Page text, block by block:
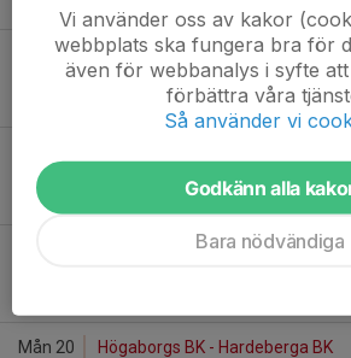
Sön 5
13:00
Hardeberga BK - IK Wormo
Knutsvallen A-plan
19:00
Knutsvallen A-plan
Torns IF orange - Hardeberga BK
Mån 20
Högaborgs BK - Hardeberga BK
Vi använder oss av kakor
webbplats ska fungera bra för
även för webbanalys i syfte
förbättra våra
Så använder vi
Godkänn alla
Bara nödvändiga